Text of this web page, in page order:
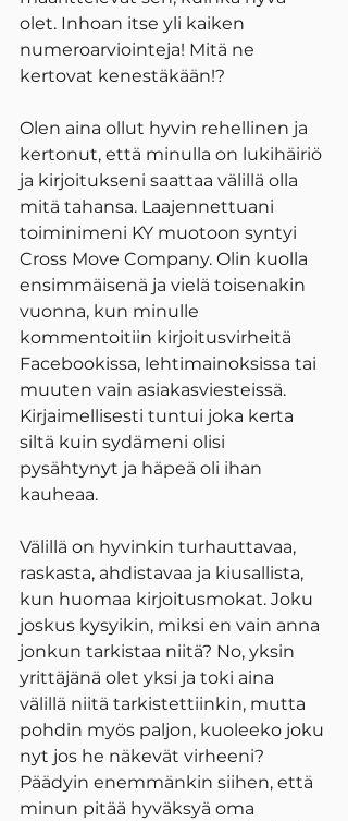
olet. Inhoan itse yli kaiken
numeroarviointeja! Mitä ne
kertovat kenestäkään!?
Olen aina ollut hyvin rehellinen ja
kertonut, että minulla on lukihäiriö
ja kirjoitukseni saattaa välillä olla
mitä tahansa. Laajennettuani
toiminimeni KY muotoon syntyi
Cross Move Company. Olin kuolla
ensimmäisenä ja vielä toisenakin
vuonna, kun minulle
kommentoitiin kirjoitusvirheitä
Facebookissa, lehtimainoksissa tai
muuten vain asiakasviesteissä.
Kirjaimellisesti tuntui joka kerta
siltä kuin sydämeni olisi
pysähtynyt ja häpeä oli ihan
kauheaa.
Välillä on hyvinkin turhauttavaa,
raskasta, ahdistavaa ja kiusallista,
kun huomaa kirjoitusmokat. Joku
joskus kysyikin, miksi en vain anna
jonkun tarkistaa niitä? No, yksin
yrittäjänä olet yksi ja toki aina
välillä niitä tarkistettiinkin, mutta
pohdin myös paljon, kuoleeko joku
nyt jos he näkevät virheeni?
Päädyin enemmänkin siihen, että
minun pitää hyväksyä oma